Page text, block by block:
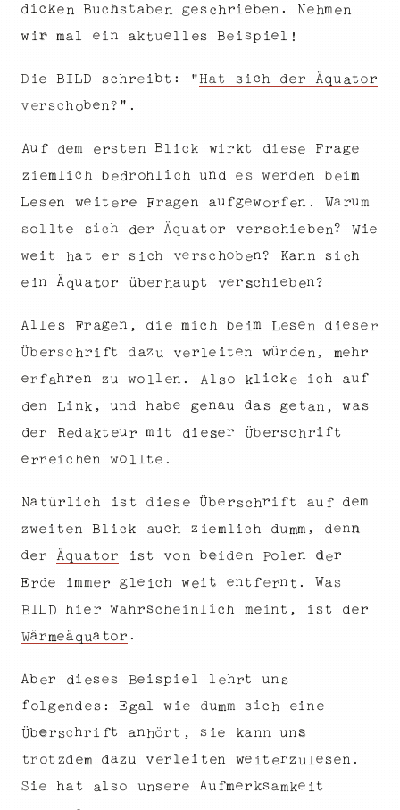
d i c ke n Buc h s t abe n ge s c hri e ben . N e hmen
w ir mal e i n ak tue l l es Be i sp ie l !
D ie B I LD sc hre i bt : "Hat s i c h der Äqu ator
v er sc h oben ? " .
Au f dem ers te n B l i c k wi r kt di ese Frage
z i eml i c h b edr oh l i c h un d e s w erd en b eim
Le s en we i t ere Fragen au fgeworfen . Warum
so l l t e si c h der Äqu at or versc hi e ben? W ie
we i t ha t e r s i ch ve rsc ho b en ? Kan n s i ch
e in Ä qu ator ü ber haupt ver sc h i e b en ?
A l l e s Fr agen , d i e mi c h be im Lese n d iese r
Ü b er s c hr i ft d az u ver le i ten wür de n , mehr
er fahren zu wo l l en . A l so kl i c k e i c h au f
den Li nk , und h abe genau das ge tan , w as
der Red akt eu r m it di e ser Ü b er sc hri f t
e rr ei c hen wo l l te .
Na tür l i c h i s t d ie s e Ü be r sc hr i ft au f dem
zwe i ten B l i c k auc h z ieml i c h dumm , denn
der Äquator is t vo n bei de n Po l en d er
E rde immer g le ic h w ei t ent fern t . Was
BILD h i e r wahr sc he i n l i c h me in t , i st der
Wärmeäquator .
A b er di eses Be i sp i e l l ehrt un s
fol gend e s : E gal w i e dumm s i c h ei n e
Ü ber sc hr i ft an hör t , s ie kann uns
tr ot zd em dazu v er l e i ten we i t erz u lesen .
S i e hat al so unsere Au fmer ksamke i t